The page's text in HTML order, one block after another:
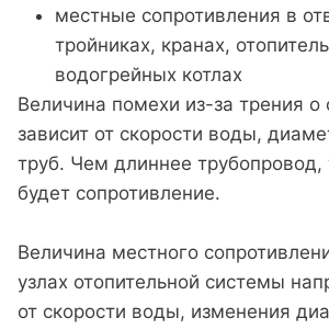
местные сопротивления в
тройниках, кранах,
водогрейных котлах
Величина помехи из-за трения о
зависит от скорости воды,
труб. Чем длиннее
будет сопротивление.
Величина местного
узлах отопительной системы
от скорости воды, изменения